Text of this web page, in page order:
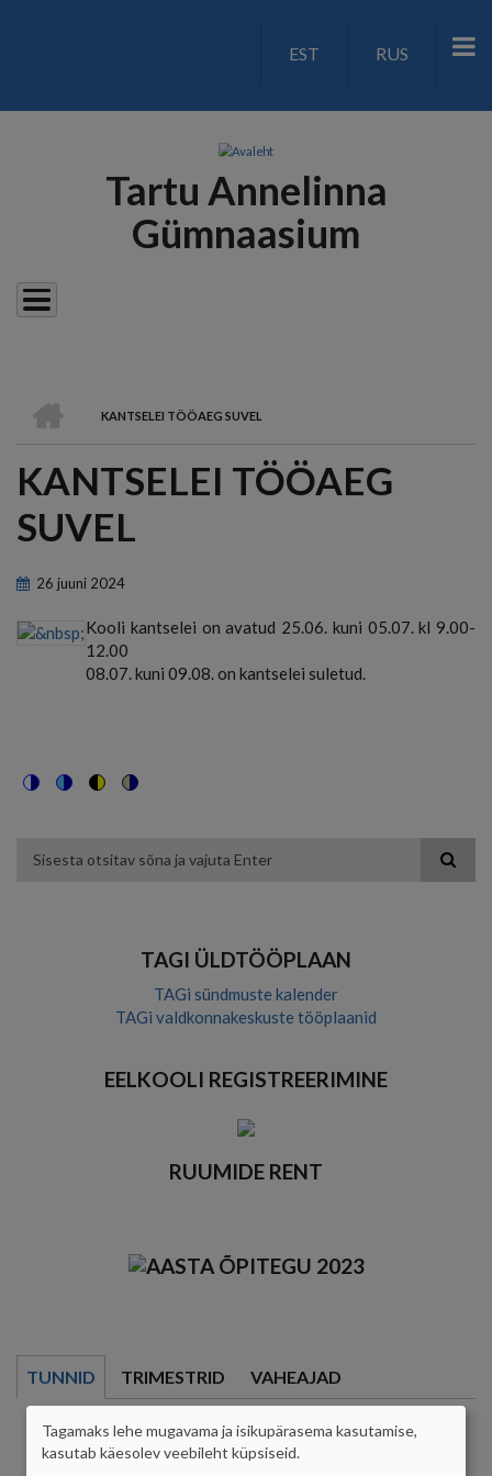
LANGUAGE
EST RUS
Tartu Annelinna
Gümnaasium
LEIVAPURU
KANTSELEI TÖÖAEG SUVEL
KANTSELEI TÖÖAEG
SUVEL
26 juuni 2024
Kooli kantselei on avatud 25.06. kuni 05.07. kl 9.00-
12.00
08.07. kuni 09.08. on kantselei suletud.
color
high
soft
theme
TAGI ÜLDTÖÖPLAAN
TAGi sündmuste kalender
TAGi valdkonnakeskuste tööplaanid
EELKOOLI REGISTREERIMINE
RUUMIDE RENT
TUNNID TRIMESTRID VAHEAJAD
8.00 - 8.45
8.55 - 9.40
ISIKUANDMETE
Tagamaks lehe mugavama ja isikupärasema kasutamise,
kasutab käesolev veebileht küpsiseid.